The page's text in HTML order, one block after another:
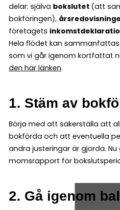
delar: själva bokslutet (att
bokföringen),
företagets
Hela flödet kan
som vi går igenom kortfattat
den här länken.
1. Stäm av
Börja med att säkerställa att
bokförda och att eventuella
andra justeringar är gjorda.
momsrapport för
2. Gå igenom